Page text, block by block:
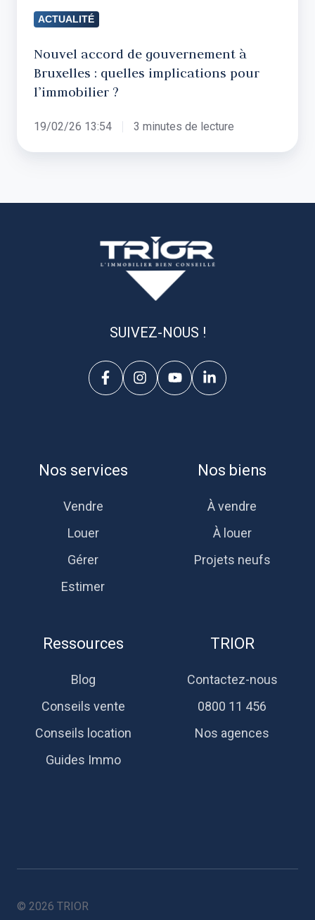
implications
l’immobilier
ACTUALITÉ
Nouvel accord de gouvernement à
Bruxelles : quelles implications pour
l’immobilier ?
19/02/26 13:54 3 minutes de lecture
SUIVEZ-NOUS !
Nos services
Vendre
Louer
Gérer
Estimer
Nos biens
À vendre
À louer
Projets neufs
Ressources
Blog
Conseils vente
Conseils location
Guides Immo
TRIOR
Contactez-nous
0800 11 456
Nos agences
© 2026 TRIOR